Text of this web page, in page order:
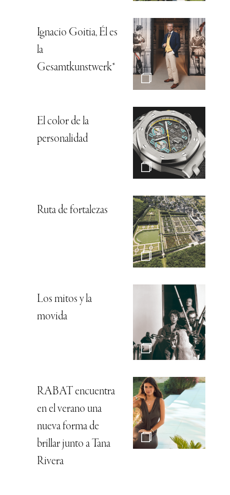
Ignacio Goitia, Él es
la
Gesamtkunstwerk*
El color de la
personalidad
Ruta de fortalezas
Los mitos y la
movida
RABAT encuentra
en el verano una
nueva forma de
brillar junto a Tana
Rivera